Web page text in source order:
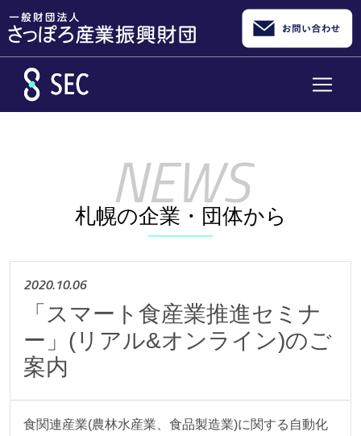
札幌の企業・団体から
2020.10.06
「スマート食産業推進セミナ
ー」(リアル&オンライン)のご
案内
食関連産業(農林水産業、食品製造業)に関する自動化